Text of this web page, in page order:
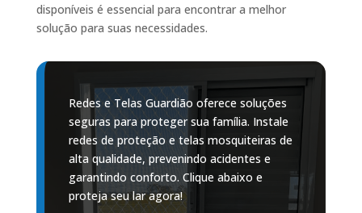
disponíveis é essencial para encontrar a melhor
solução para suas necessidades.
Redes e Telas Guardião oferece soluções
seguras para proteger sua família. Instale
redes de proteção e telas mosquiteiras de
alta qualidade, prevenindo acidentes e
garantindo conforto. Clique abaixo e
proteja seu lar agora!